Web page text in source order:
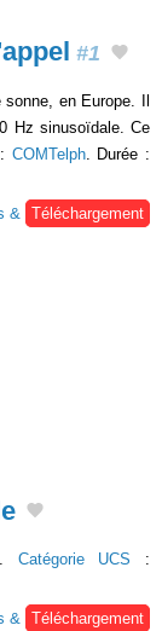
#1
sonne, en Europe. Il
Hz sinusoïdale. Ce
: COMTelph. Durée :
&
Téléchargement
Catégorie UCS :
&
Téléchargement